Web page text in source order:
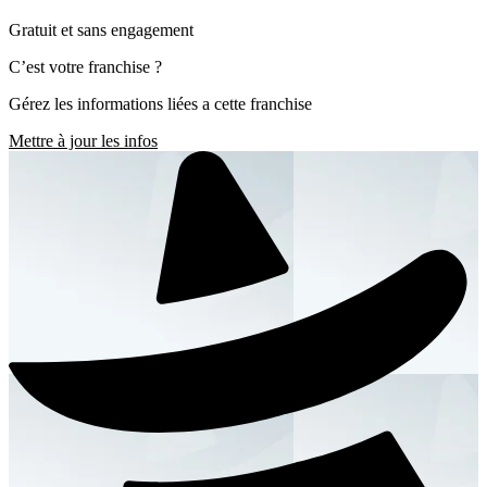
Gratuit et sans engagement
C’est votre franchise ?
Gérez les informations liées a cette franchise
Mettre à jour les infos